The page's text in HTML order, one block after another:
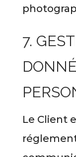
7.
Le Client